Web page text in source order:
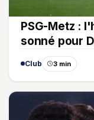
PSG-Metz :
sonné pour
Club 3 min